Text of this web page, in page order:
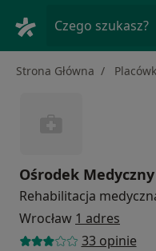
Czego szukasz?
Strona Główna
Ośrodek
Rehabilitacja
Wrocław 1 adres
33 opinie